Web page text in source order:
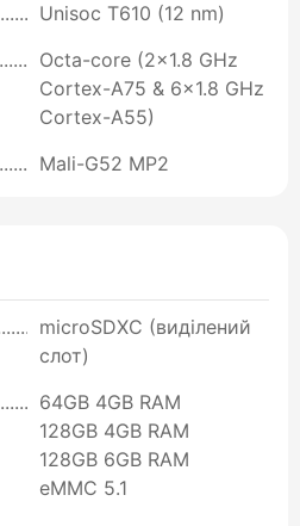
Unisoc T610 (12 nm)
Octa-core (2x1.8 GHz
Cortex-A75 & 6x1.8 GHz
Cortex-A55)
Mali-G52 MP2
microSDXC (виділений
слот)
64GB 4GB RAM
128GB 4GB RAM
128GB 6GB RAM
eMMC 5.1